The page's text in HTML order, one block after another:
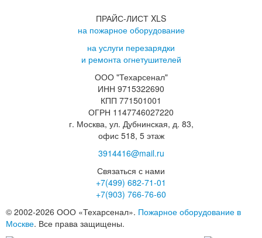
ПРАЙС-ЛИСТ XLS
на пожарное оборудование
на услуги перезарядки
и ремонта огнетушителей
ООО "Техарсенал"
ИНН 9715322690
КПП 771501001
ОГРН 1147746027220
г. Москва, ул. Дубнинская, д. 83,
офис 518, 5 этаж
3914416@mail.ru
Связаться с нами
+7(499) 682-71-01
+7(903) 766-76-60
© 2002-2026 ООО «Техарсенал». Пожарное оборудование в
Москве. Все права защищены.